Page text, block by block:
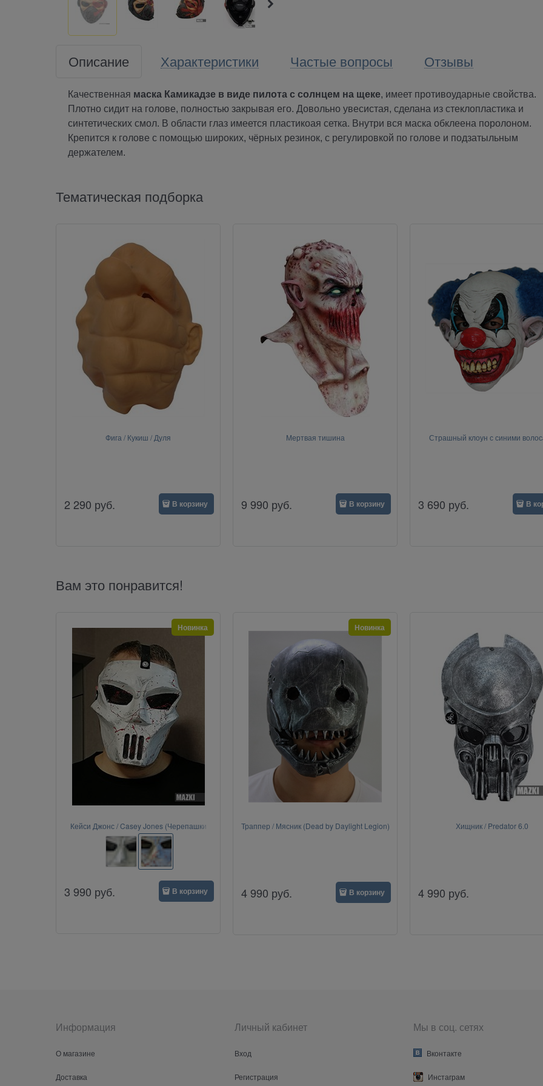
Описание Характеристики Частые вопросы Отзывы
Качественная маска Камикадзе в виде пилота с солнцем на щеке, имеет противоударные свойства.
Плотно сидит на голове, полностью закрывая его. Довольно увесистая, сделана из стеклопластика и
синтетических смол. В области глаз имеется пластикоая сетка. Внутри вся маска обклеена поролоном.
Крепится к голове с помощью широких, чёрных резинок, с регулировкой по голове и подзатыльным
держателем.
Тематическая подборка
Фига / Кукиш / Дуля
2 290 руб. В корзину
Мертвая тишина
9 990 руб. В корзину
Страшный клоун с синими
3 690 руб. В
Вам это понравится!
Кейси Джонс / Casey Jones (Черепашки
ниндзя, TMNT)
Новинка
3 990 руб. В корзину
Траппер / Мясник (Dead by Daylight Legion)
Новинка
4 990 руб. В корзину
Хищник / Predator 6.0
4 990 руб.
Информация
О магазине
Доставка
Личный кабинет
Вход
Регистрация
Мы в соц. сетях
Вконтакте
Инстаграм